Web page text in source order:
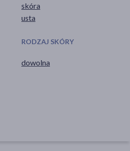
skóra
usta
RODZAJ SKÓRY
dowolna